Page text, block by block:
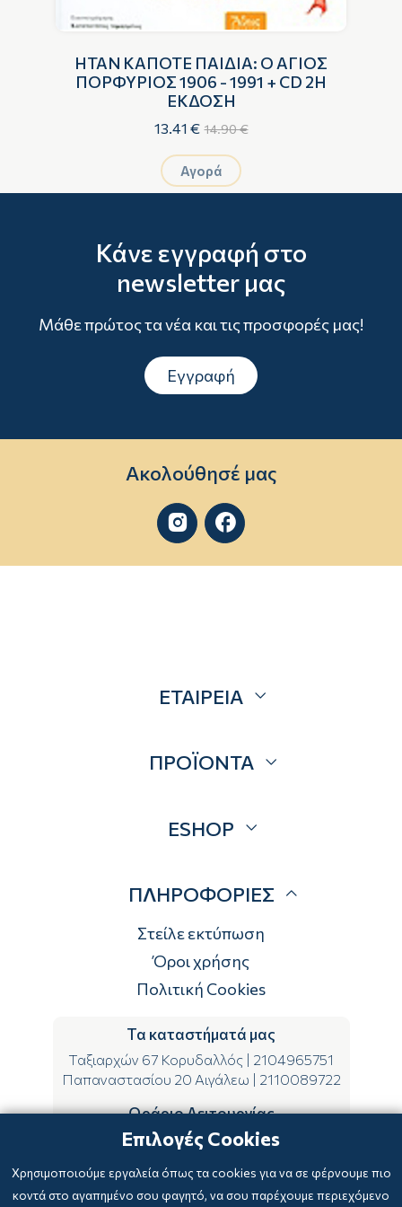
ΗΤΑΝ ΚΑΠΟΤΕ ΠΑΙΔΙΑ: O ΑΓΙΟΣ
ΠΟΡΦΥΡΙΟΣ 1906 - 1991 + CD 2Η
ΕΚΔΟΣΗ
13.41 € 14.90 €
Αγορά
Κάνε εγγραφή στο
newsletter μας
Μάθε πρώτος τα νέα και τις προσφορές μας!
Εγγραφή
Ακολούθησέ μας
 
ΕΤΑΙΡΕΙΑ
Επικοινωνία
ΠΡΟΪΟΝΤΑ
Brands
ESHOP
Τρόποι αποστολής
Τρόποι πληρωμής
Επιστροφές
ΠΛΗΡΟΦΟΡΙΕΣ
Στείλε εκτύπωση
Όροι χρήσης
Πολιτική Cookies
Τα καταστήματά μας
Ταξιαρχών 67 Κορυδαλλός
2104965751
Παπαναστασίου 20 Αιγάλεω
2110089722
Ωράριο Λειτουργίας
ΔΕ-ΤΕ-ΣΑ 09:00-15:00
Επιλογές Cookies
Χρησιμοποιούμε εργαλεία όπως τα cookies για να σε φέρνουμε πιο
κοντά στο αγαπημένο σου φαγητό, να σου παρέχουμε περιεχόμενο